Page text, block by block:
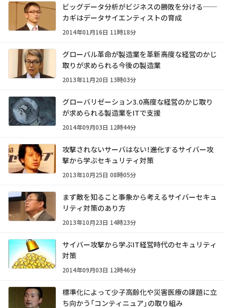
ビッグデータ分析がビジネスの勝敗を分ける──
カギはデータサイエンティストの育成
2014年01月16日 11時18分
グローバル革命が製造業を革新――高度な経営のかじ
取りが求められる今後の製造業
2013年11月20日 13時03分
グローバリゼーション3.0――高度な経営のかじ取り
が求められる製造業をITで支援
2014年09月03日 12時44分
攻撃されないサーバはない！――進化するサイバー攻
撃から学ぶセキュリティ対策
2013年10月25日 08時05分
まず敵を知ること――事象から考えるサイバーセキュ
リティ対策のあり方
2013年10月23日 14時23分
サイバー攻撃から学ぶIT経営時代のセキュリティ
対策
2014年09月03日 12時46分
標準化によって少子高齢化や災害医療の課題に立
ち向かう「コンティニュア」の取り組み